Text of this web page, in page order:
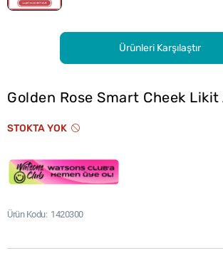
Ürünleri Karşılaştır
Golden Rose Smart Cheek Likit
STOKTA YOK
Ürün Kodu 1420300